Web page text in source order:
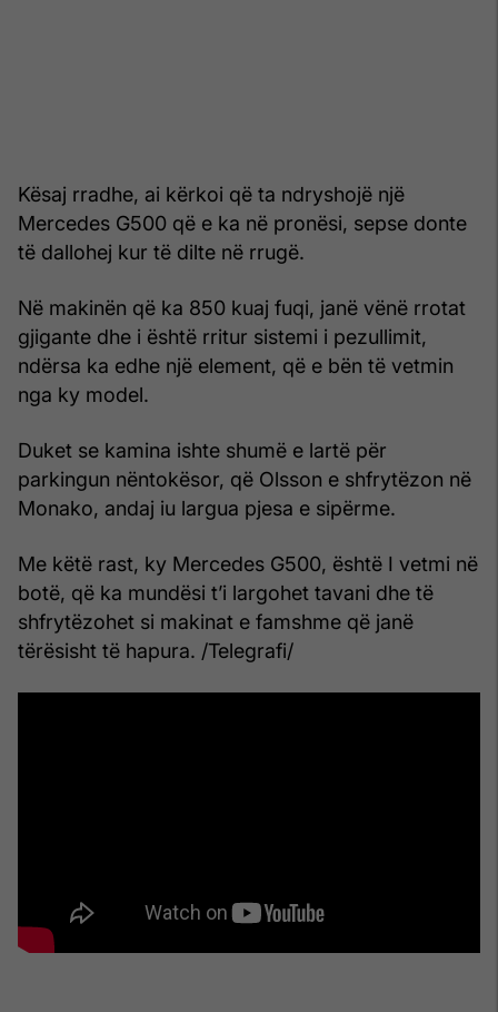
Kësaj rradhe, ai kërkoi që ta ndryshojë një
Mercedes G500 që e ka në pronësi, sepse donte
të dallohej kur të dilte në rrugë.
Në makinën që ka 850 kuaj fuqi, janë vënë rrotat
gjigante dhe i është rritur sistemi i pezullimit,
ndërsa ka edhe një element, që e bën të vetmin
nga ky model.
Duket se kamina ishte shumë e lartë për
parkingun nëntokësor, që Olsson e shfrytëzon në
Monako, andaj iu largua pjesa e sipërme.
Me këtë rast, ky Mercedes G500, është I vetmi në
botë, që ka mundësi t’i largohet tavani dhe të
shfrytëzohet si makinat e famshme që janë
tërësisht të hapura. /Telegrafi/